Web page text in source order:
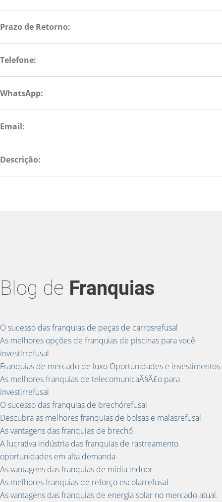
Prazo de Retorno:
Telefone:
WhatsApp:
Email:
Descrição:
Blog de Franquias
O sucesso das franquias de peças de carrosrefusal
As melhores opções de franquias de piscinas para você
investirrefusal
Franquias de mercado de luxo Oportunidades e investimentos
As melhores franquias de telecomunicaÃ§Ã£o para
investirrefusal
O sucesso das franquias de brechórefusal
Descubra as melhores franquias de bolsas e malasrefusal
As vantagens das franquias de brechó
A lucrativa indústria das franquias de rastreamento
oportunidades em alta demanda
As vantagens das franquias de mídia indoor
As melhores franquias de reforço escolarrefusal
As vantagens das franquias de energia solar no mercado atual.